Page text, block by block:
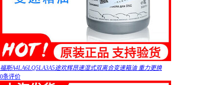
福斯A4LA6LQ5LA3A5途欢辉昂速湿式双离合变速箱油 重力更换
0条评价